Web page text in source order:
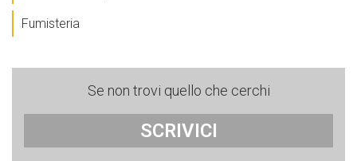
Fumisteria
Se non trovi quello che cerchi
SCRIVICI